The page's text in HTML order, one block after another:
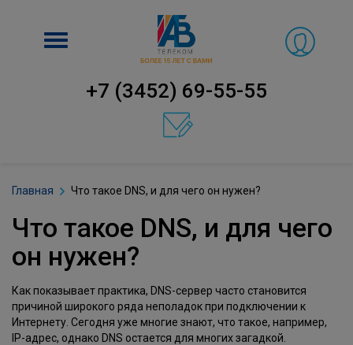
Включить
+7 (3452) 69-55-55
Главная Что такое DNS, и для чего он нужен?
Что такое DNS, и для чего
он нужен?
Как показывает практика, DNS-сервер часто становится
причиной широкого ряда неполадок при подключении к
Интернету. Сегодня уже многие знают, что такое, например,
IP-адрес, однако DNS остается для многих загадкой.